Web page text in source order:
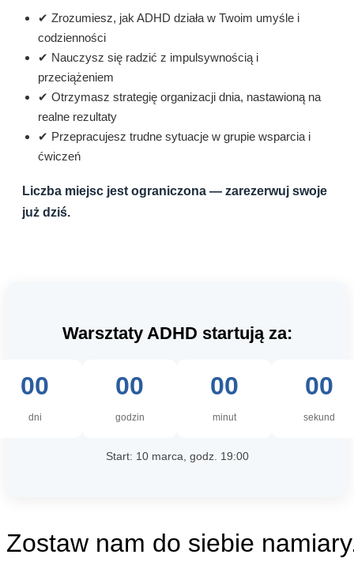
✔ Zrozumiesz, jak ADHD działa w Twoim umyśle i
codzienności
✔ Nauczysz się radzić z impulsywnością i
przeciążeniem
✔ Otrzymasz strategię organizacji dnia, nastawioną na
realne rezultaty
✔ Przepracujesz trudne sytuacje w grupie wsparcia i
ćwiczeń
Liczba miejsc jest ograniczona — zarezerwuj swoje
już dziś.
Warsztaty ADHD startują za:
00
dni
00
godzin
00
minut
00
sekund
Start: 10 marca, godz. 19:00